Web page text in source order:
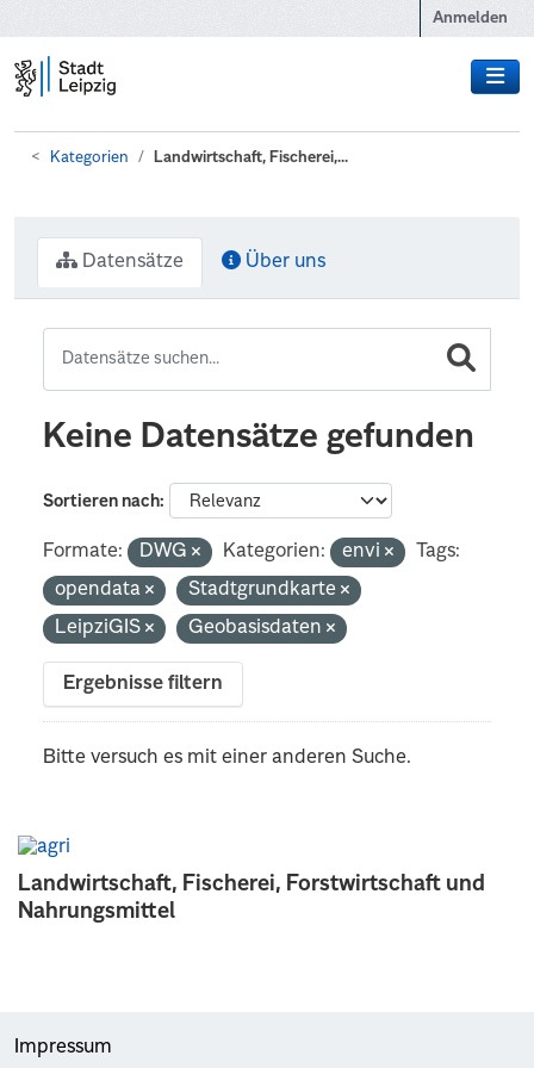
Anmelden
Kategorien Landwirtschaft, Fischerei,...
Landwirtschaft, Fischerei, Forstwirtschaft und
Nahrungsmittel
Datensätze Über uns
Keine Datensätze gefunden
Sortieren nach
Formate: DWG Kategorien: envi
Tags:
opendata
Stadtgrundkarte
LeipziGIS
Geobasisdaten
Ergebnisse filtern
Bitte versuch es mit einer anderen Suche.
Impressum